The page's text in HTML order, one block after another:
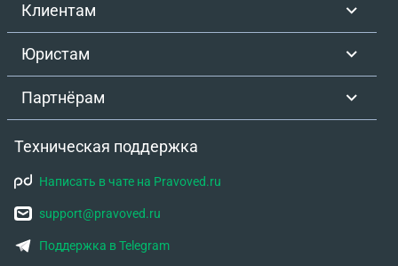
Клиентам
Юристам
Партнёрам
Техническая поддержка
Написать в чате на Pravoved.ru
support@pravoved.ru
Поддержка в Telegram